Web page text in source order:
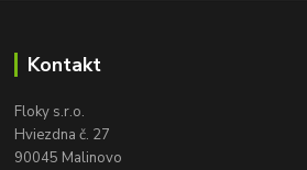
Kontakt
Floky s.r.o.
Hviezdna č. 27
90045 Malinovo